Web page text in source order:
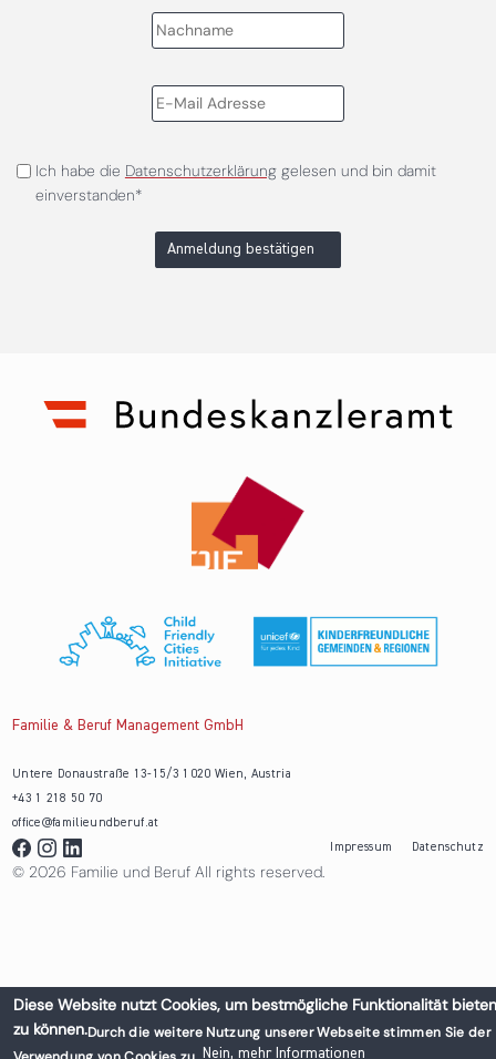
Ich habe die Datenschutzerklärunggelesen und bin damit
einverstanden*
Anmeldung bestätigen
Familie & Beruf Management GmbH
Untere Donaustraße 13-15/3 1020 Wien, Austria
+43 1 218 50 70
office@familieundberuf.at
Impressum
Datenschutz
© 2026 Familie und Beruf All rights reserved.
Diese Website nutzt Cookies, um bestmögliche Funktionalität bieten
zu können.Durch die weitere Nutzung unserer Webseite stimmen Sie der
Nein, mehr Informationen